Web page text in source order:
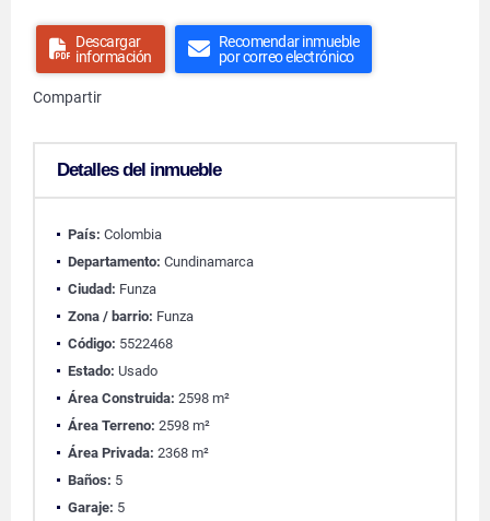
Descargar
información
Recomendar inmueble
por correo electrónico
Compartir
Detalles del inmueble
País: Colombia
Departamento: Cundinamarca
Ciudad: Funza
Zona / barrio: Funza
Código: 5522468
Estado: Usado
Área Construida: 2598 m²
Área Terreno: 2598 m²
Área Privada: 2368 m²
Baños: 5
Garaje: 5